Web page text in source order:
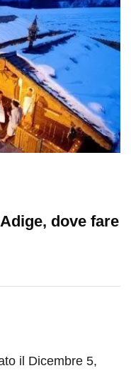
dove fare
il Dicembre 5,